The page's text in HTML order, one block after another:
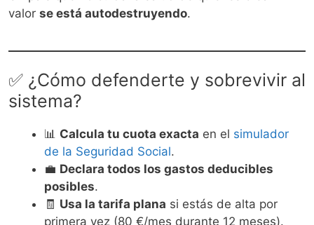
valor se está autodestruyendo.
✅ ¿Cómo defenderte y sobrevivir al
sistema?
📊 Calcula tu cuota exacta en el simulador
de la Seguridad Social.
💼 Declara todos los gastos deducibles
posibles.
🧾 Usa la tarifa plana si estás de alta por
primera vez (80 €/mes durante 12 meses).